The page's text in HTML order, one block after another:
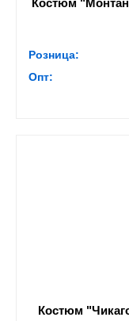
Костюм
Розница:
Опт:
Костюм